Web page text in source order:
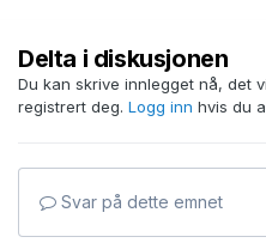
Delta i diskusjonen
Du kan skrive innlegget nå, det
registrert deg. Logg inn hvis du
Svar på dette emnet